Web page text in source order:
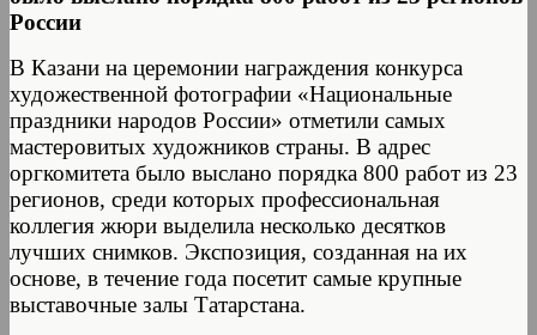
России
В Казани на церемонии награждения конкурса
художественной фотографии «Национальные
праздники народов России» отметили самых
мастеровитых художников страны. В адрес
оргкомитета было выслано порядка 800 работ из 23
регионов, среди которых профессиональная
коллегия жюри выделила несколько десятков
лучших снимков. Экспозиция, созданная на их
основе, в течение года посетит самые крупные
выставочные залы Татарстана.